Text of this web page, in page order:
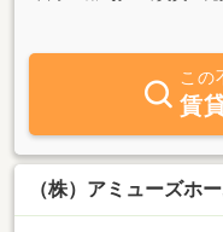
ます。結婚や進学・転勤
ドバイスを交えながら、
します。きっとお役に立
い」「売りたい」オーナ
ての最良（ＡＰＴＬＹ）
ります！
この
賃
（株）アミューズホ